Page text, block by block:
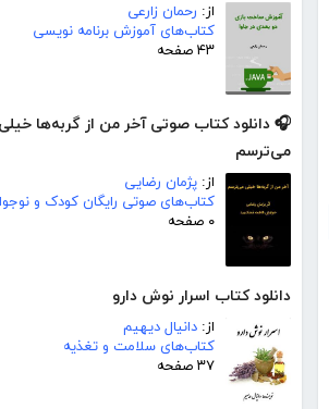
از: رحمان زارعی
کتاب‌های آموزش برنامه نویسی
۴۳ صفحه
🎧 دانلود کتاب صوتی آخر من از گربه‌ها خیلی
می‌ترسم
از: پژمان رضایی
کتاب‌های صوتی رایگان کودک و
۰ صفحه
دانلود کتاب اسرار نوش دارو
از: دانیال دیهیم
کتاب‌های سلامت و تغذیه
۳۷ صفحه